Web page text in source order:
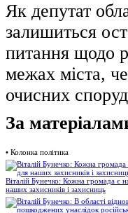
Як депутат
залишиться
питання щодо
межах міста,
очисних
За
• Колонка політика
Віталій Бунечко: Кожна громада є
наших захисників і захисниць